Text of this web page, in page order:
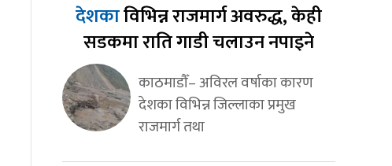
देशकाविभिन्न राजमार्ग अवरुद्ध, केही
सडकमा राति गाडी चलाउन नपाइने
काठमाडौँ– अविरल वर्षाका कारण
देशका विभिन्न जिल्लाका प्रमुख
राजमार्ग तथा